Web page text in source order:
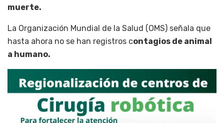
muerte.
La Organización Mundial de la Salud (OMS) señala que
hasta ahora no se han registros contagios de animal
a humano.